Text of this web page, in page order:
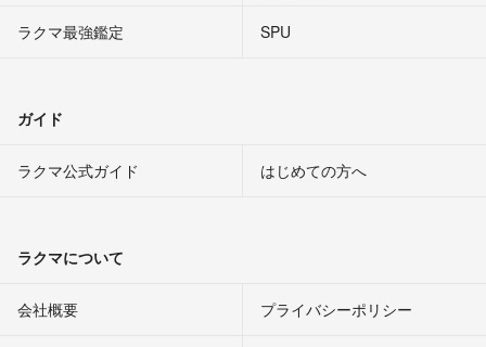
ラクマ最強鑑定
SPU
ガイド
ラクマ公式ガイド はじめての方へ
ラクマについて
会社概要 プライバシーポリシー